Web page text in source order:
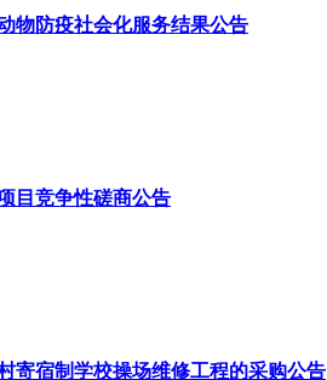
物防疫社会化服务结果公告
目竞争性磋商公告
寄宿制学校操场维修工程的采购公告